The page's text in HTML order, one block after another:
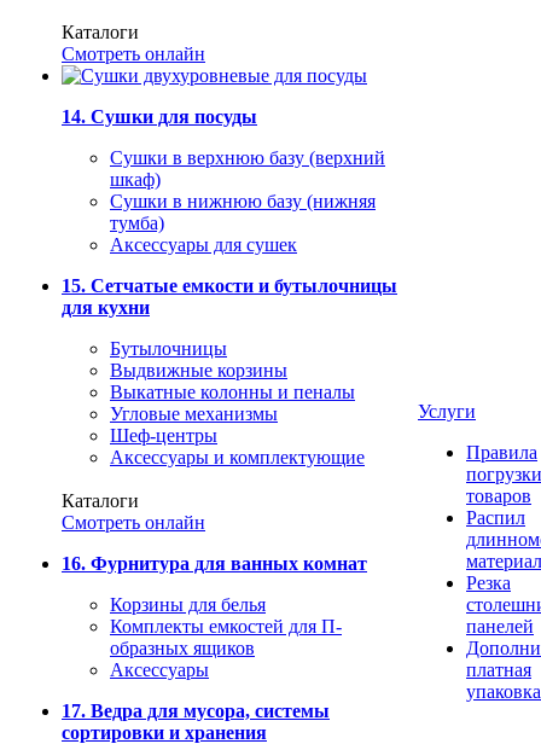
Каталоги
Смотреть онлайн
14. Сушки для посуды
Сушки в верхнюю базу (верхний
шкаф)
Сушки в нижнюю базу (нижняя
тумба)
Аксессуары для сушек
15. Сетчатые емкости и бутылочницы
для кухни
Бутылочницы
Выдвижные корзины
Выкатные колонны и пеналы
Угловые механизмы
Шеф-центры
Аксессуары и комплектующие
Каталоги
Смотреть онлайн
16. Фурнитура для ванных комнат
Корзины для белья
Комплекты емкостей для П-
образных ящиков
Аксессуары
17. Ведра для мусора, системы
сортировки и хранения
Услуги
Правила
погрузки
товаров
Распил
Резка
панелей
платная
упаковка